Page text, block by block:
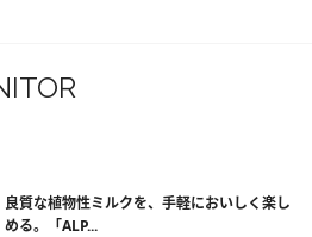
良質な植物性ミルクを、手軽においしく楽し
める。「ALP...